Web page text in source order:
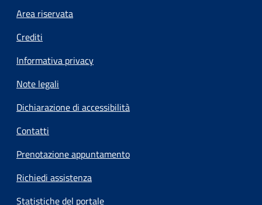
Footer menu
Area riservata
Crediti
Informativa privacy
Note legali
Dichiarazione di accessibilità
Contatti
Prenotazione appuntamento
Richiedi assistenza
Statistiche del portale